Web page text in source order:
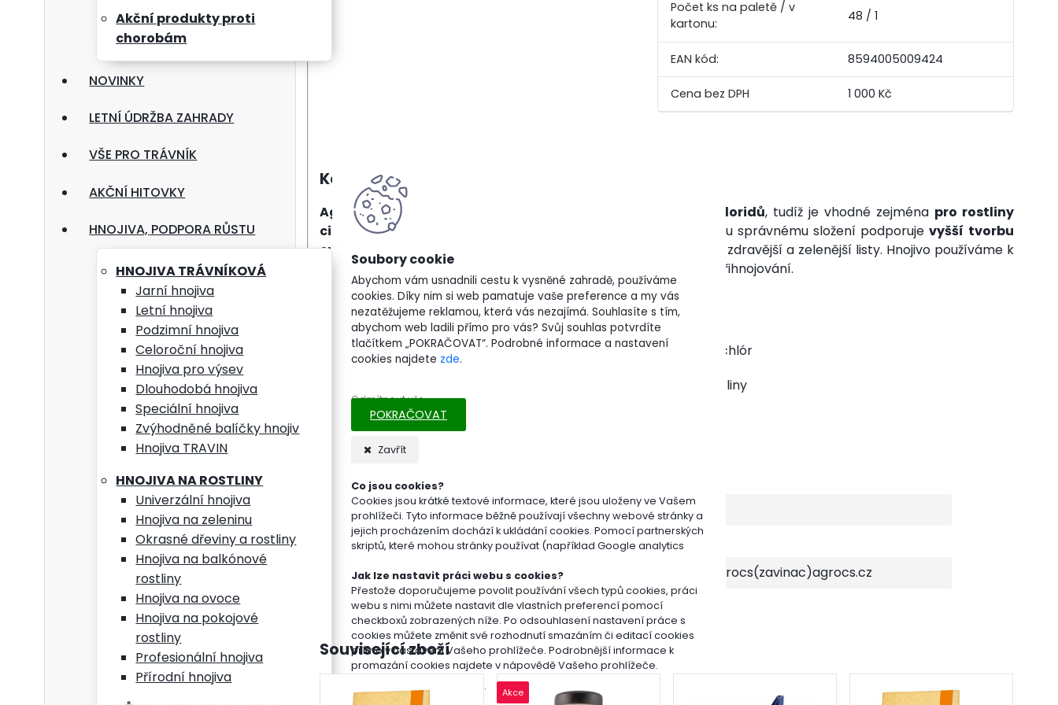
Abychom vám usnadnili cestu k vysněné zahradě, používáme
cookies. Díky nim si web pamatuje vaše preference a my vás
nezatěžujeme reklamou, která vás nezajímá. Souhlasíte s tím,
abychom web ladili přímo pro vás? Svůj souhlas potvrdíte
tlačítkem „POKRAČOVAT“. Podrobné informace a nastavení
cookies najdete zde.
Odmítnout vše
POKRAČOVAT
Zavřít
Co jsou cookies?
Cookies jsou krátké textové informace, které jsou uloženy ve Vašem
prohlížeči. Tyto informace běžně používají všechny webové stránky a
jejich procházením dochází k ukládání cookies. Pomocí partnerských
skriptů, které mohou stránky používat (například Google analytics
Jak lze nastavit práci webu s cookies?
Přestože doporučujeme povolit používání všech typů cookies, práci
webu s nimi můžete nastavit dle vlastních preferencí pomocí
checkboxů zobrazených níže. Po odsouhlasení nastavení práce s
cookies můžete změnit své rozhodnutí smazáním či editací cookies
přímo v nastavení Vašeho prohlížeče. Podrobnější informace k
promazání cookies najdete v nápovědě Vašeho prohlížeče.
Nutné Preferenční Statistické Marketingové
Akční produkty proti
chorobám
NOVINKY
LETNÍ ÚDRŽBA ZAHRADY
VŠE PRO TRÁVNÍK
AKČNÍ HITOVKY
HNOJIVA, PODPORA RŮSTU
HNOJIVA TRÁVNÍKOVÁ
Jarní hnojiva
Letní hnojiva
Podzimní hnojiva
Celoroční hnojiva
Hnojiva pro výsev
Dlouhodobá hnojiva
Speciální hnojiva
Zvýhodněné balíčky hnojiv
Hnojiva TRAVIN
HNOJIVA NA ROSTLINY
Univerzální hnojiva
Hnojiva na zeleninu
Okrasné dřeviny a rostliny
Hnojiva na balkónové
rostliny
Hnojiva na ovoce
Hnojiva na pokojové
rostliny
Profesionální hnojiva
Přírodní hnojiva
Počet ks na paletě / v
kartonu:
48 / 1
EAN kód: 8594005009424
1 000 Kč
Kompletní specifikace
Agro Síran draselný je univerzální draselné hnojivo bez chloridů, tudíž je vhodné zejména pro rostliny
citlivé na chlór
a pro všechny ostatní druhy rostlin. Díky svému správnému složení podporujevyšší tvorbu
cukrů v plodu a zvyšuje klíčivost semen
. Obsahuje draslík pro zdravější a zelenější listy. Hnojivo používáme k
základnímu podzimnímu hnojení nebo k hnojení brzy na jaře a k přihnojování.
složení: draselné hnojivo s obsahem draslíku (oxid draselný) 50 %
vhodné pro všechny druhy rostlin, zejména pro rostliny citlivé na chlór
: 1 kg hnojiva vystačí cca na 166 - 666 m2 dle typu rostliny
Tento produkt dodáváme v plastových pytlích různých rozměrů.
Použití hnojiva:
Typ hnojiva:
minerální
Forma hnojiva:
granulované
Údaje o výrobci:
AGRO CS a. s., Říkov 265, 552 03 Říkov, agrocs(zavinac)agrocs.cz
Související zboží
Akce